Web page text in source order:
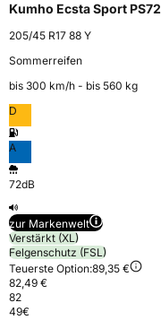
Kumho Ecsta Sport PS72
205/45 R17 88 Y
Sommerreifen
bis 300 km⁠/⁠h - bis 560 kg
D
A
72dB
zur Markenwelt
Verstärkt (XL)
Felgenschutz (FSL)
Teuerste Option:89,35 €
82,49 €
82
49€